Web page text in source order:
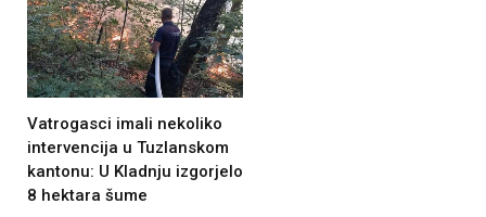
Vatrogasci imali nekoliko
intervencija u Tuzlanskom
kantonu: U Kladnju izgorjelo
8 hektara šume